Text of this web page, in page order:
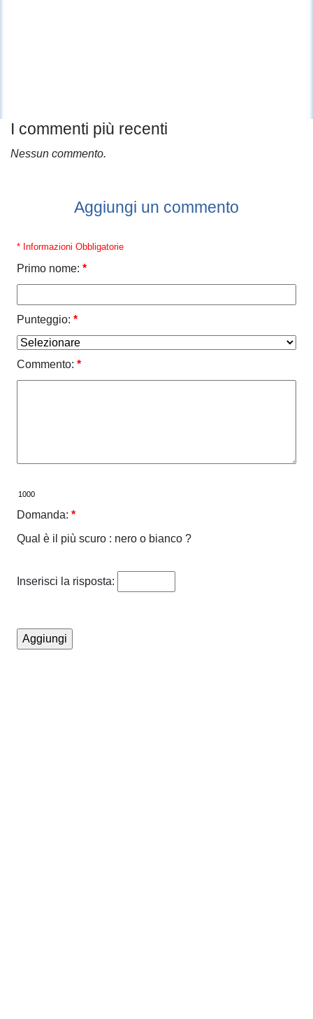
I commenti più recenti
Nessun commento.
Aggiungi un commento
* Informazioni Obbligatorie
Primo nome: *
Punteggio: *
Commento: *
Domanda: *
Qual è il più scuro : nero o bianco ?
Inserisci la risposta: